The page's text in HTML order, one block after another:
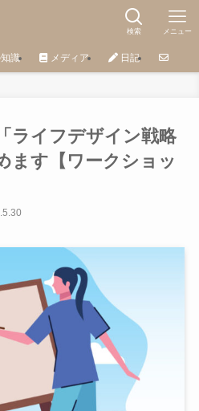
検索 メニュー
識 メディア 日記
ライフデザイン戦略
ます【ワークショッ